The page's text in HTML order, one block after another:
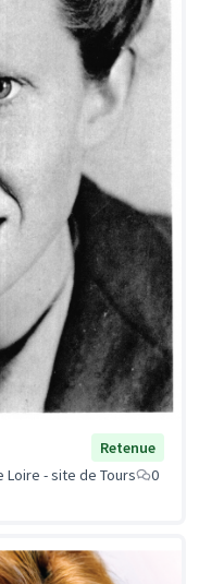
Retenue
Loire - site de Tours
0